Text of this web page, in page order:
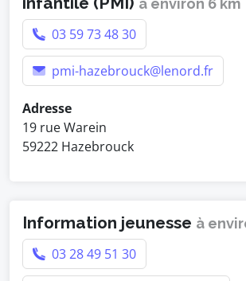
à environ 6 km
03 59 73 48 30
pmi-hazebrouck@lenord.fr
Adresse
19 rue Warein
59222 Hazebrouck
Information jeunesse à
03 28 49 51 30